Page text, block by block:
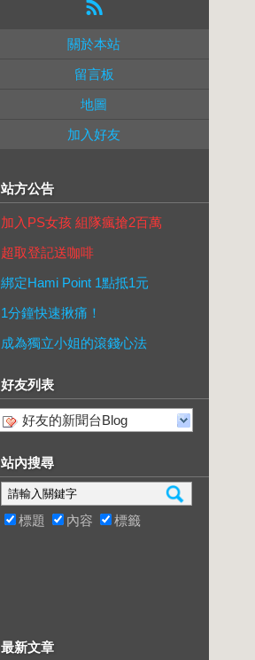
關於本站
留言板
地圖
加入好友
站方公告
加入PS女孩 組隊瘋搶2百萬
超取登記送咖啡
綁定Hami Point 1點抵1元
1分鐘快速揪痛！
成為獨立小姐的滾錢心法
好友列表
好友的新聞台Blog
站內搜尋
標題 內容 標籤
最新文章